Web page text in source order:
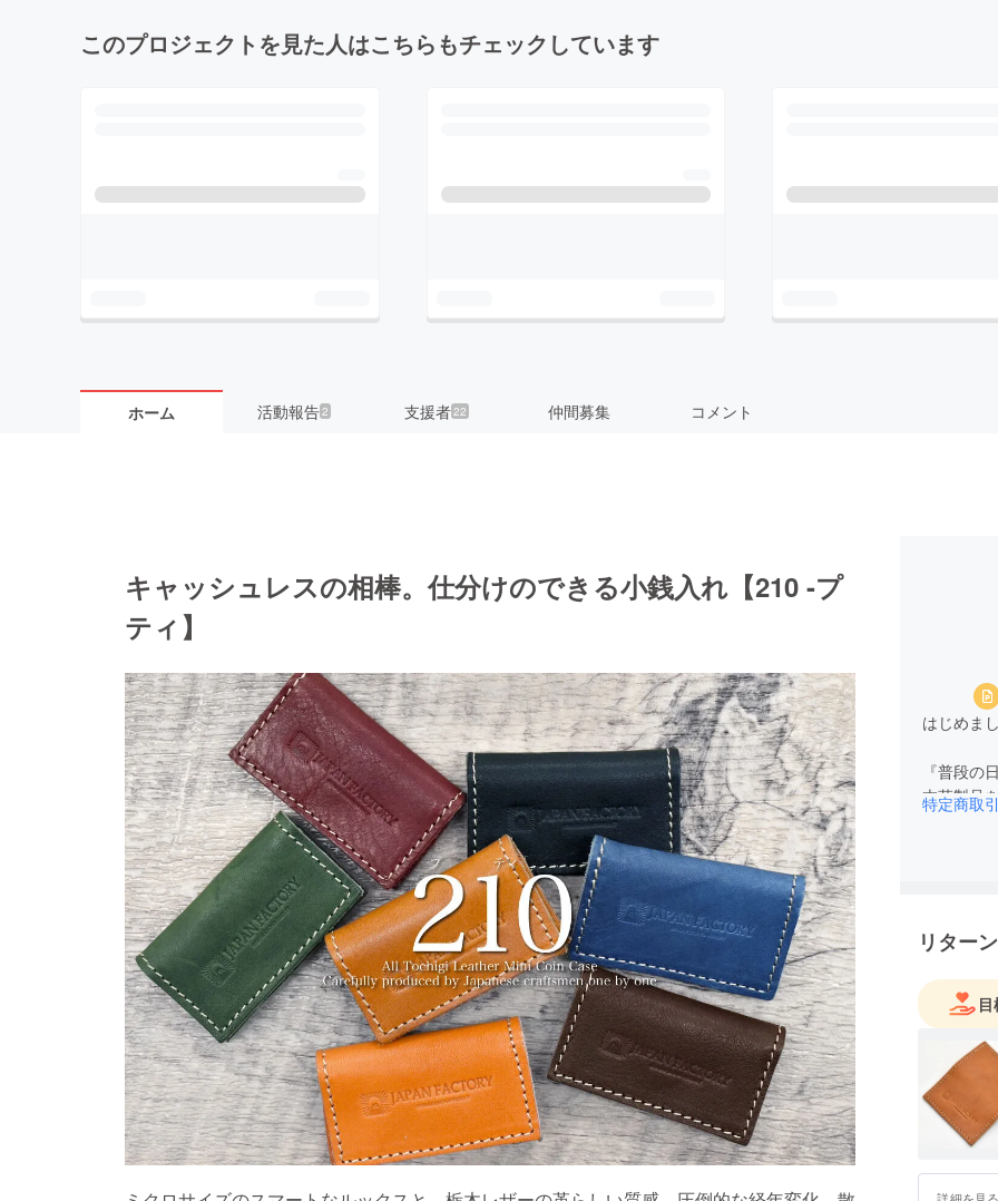
このプロジェクトを見た人はこちらもチェックしています
ホーム 活動報告2 支援者22 仲間募集 コメント
キャッシュレスの相棒。仕分けのできる小銭入れ【210 -プ
ティ】
はじめま
『普段の
本革製品
特定商取
リター